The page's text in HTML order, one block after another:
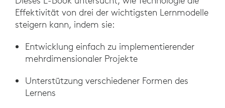
Effektivität von drei der wichtigsten Lernmodelle
steigern kann, indem sie:
Entwicklung einfach zu implementierender
mehrdimensionaler Projekte
Unterstützung verschiedener Formen des
Lernens